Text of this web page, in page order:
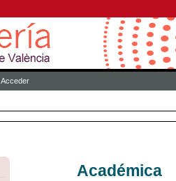
Acceder
Académica